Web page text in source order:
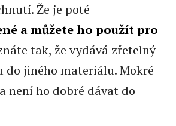
Že je poté
a můžete ho použít pro
tak, že vydává zřetelný
do jiného materiálu. Mokré
není ho dobré dávat do